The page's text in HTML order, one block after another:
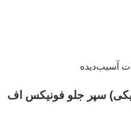
آسیب‌دیده
سپر جلو فونیکس اف